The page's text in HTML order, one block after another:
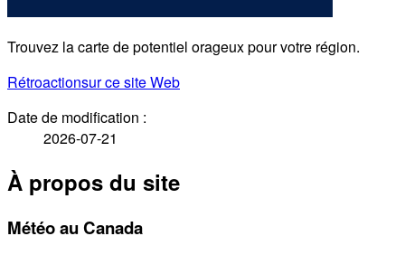
Trouvez la carte de potentiel orageux pour votre région.
Rétroactionsur ce site Web
Date de modification :
2026-07-21
À propos du site
Météo au Canada